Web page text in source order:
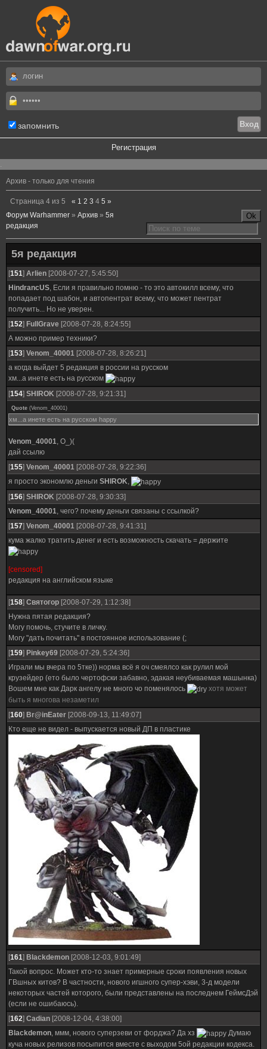
запомнить
Регистрация
.
Архив - только для чтения
Страница 4 из 5 « 1 2 3 4 5 »
Форум Warhammer » Архив » 5я
редакция
5я редакция
[151] Arlien [2008-07-27, 5:45:50]
HindrancUS, Если я правильно помню - то это автокилл всему, что
попадает под шабон, и автопентрат всему, что может пентрат
получить... Но не уверен.
[152] FullGrave [2008-07-28, 8:24:55]
А можно пример техники?
[153] Venom_40001 [2008-07-28, 8:26:21]
а когда выйдет 5 редакция в россии на русском
хм...а инете есть на русском
[154] SHIROK [2008-07-28, 9:21:31]
Quote (Venom_40001)
хм...а инете есть на русском happy
Venom_40001, О_)(
дай ссылю
[155] Venom_40001 [2008-07-28, 9:22:36]
я просто экономлю деньги SHIROK,
[156] SHIROK [2008-07-28, 9:30:33]
Venom_40001, чего? почему деньги связаны с ссылкой?
[157] Venom_40001 [2008-07-28, 9:41:31]
кума жалко тратить денег и есть возможность скачать = держите
[censored]
редакция на английском языке
[158] Святогор [2008-07-29, 1:12:38]
Нужна пятая редакция?
Могу помочь, стучите в личку.
Могу "дать почитать" в постоянное использование (;
[159] Pinkey69 [2008-07-29, 5:24:36]
Играли мы вчера по 5тке)) норма всё я оч смеялсо как рулил мой
крузейдер (ето было чертофски забавно, эдакая неубиваемая машынка)
Вошем мне как Дарк ангелу не много чо поменялось
хотя может
быть я многова незаметил
[160] Br@inEater [2008-09-13, 11:49:07]
Кто еще не видел - выпускается новый ДП в пластике
[161] Blackdemon [2008-12-03, 9:01:49]
Такой вопрос. Может кто-то знает примерные сроки появления новых
ГВшных китов? В частности, нового игшного супер-хэви, 3-д модели
некоторых частей которого, были представлены на последнем ГеймсДэй
(если не ошибаюсь).
[162] Cadian [2008-12-04, 4:38:00]
Blackdemon, ммм, нового суперзеви от форджа? Да хз
Думаю
куча новых релизов посыпится вместе с выходом 5ой редакции кодекса.